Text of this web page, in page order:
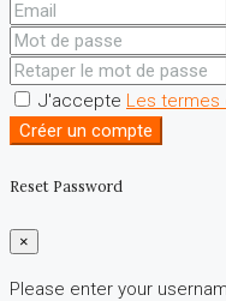
J'accepte Les termes
Créer un compte
Reset Password
×
Please enter your